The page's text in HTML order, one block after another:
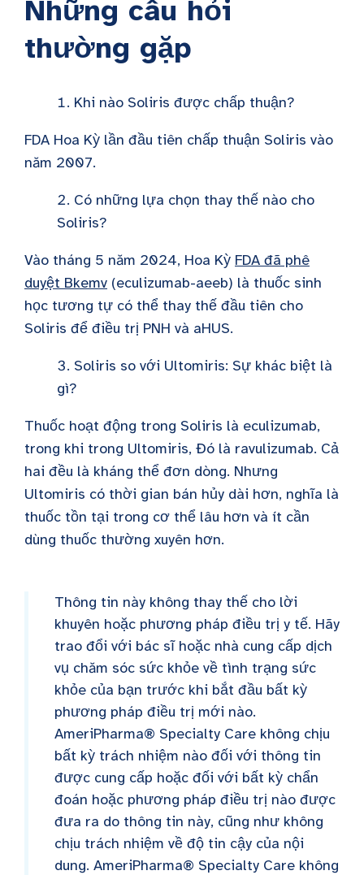
Những câu hỏi
thường gặp
Khi nào Soliris được chấp thuận?
FDA Hoa Kỳ lần đầu tiên chấp thuận Soliris vào
năm 2007.
Có những lựa chọn thay thế nào cho
Soliris?
Vào tháng 5 năm 2024, Hoa Kỳ FDA đã phê
duyệt Bkemv (eculizumab-aeeb) là thuốc sinh
học tương tự có thể thay thế đầu tiên cho
Soliris để điều trị PNH và aHUS.
Soliris so với Ultomiris: Sự khác biệt là
gì?
Thuốc hoạt động trong Soliris là eculizumab,
trong khi trong Ultomiris, Đó là ravulizumab. Cả
hai đều là kháng thể đơn dòng. Nhưng
Ultomiris có thời gian bán hủy dài hơn, nghĩa là
thuốc tồn tại trong cơ thể lâu hơn và ít cần
dùng thuốc thường xuyên hơn.
Thông tin này không thay thế cho lời
khuyên hoặc phương pháp điều trị y tế. Hãy
trao đổi với bác sĩ hoặc nhà cung cấp dịch
vụ chăm sóc sức khỏe về tình trạng sức
khỏe của bạn trước khi bắt đầu bất kỳ
phương pháp điều trị mới nào.
AmeriPharma® Specialty Care không chịu
bất kỳ trách nhiệm nào đối với thông tin
được cung cấp hoặc đối với bất kỳ chẩn
đoán hoặc phương pháp điều trị nào được
đưa ra do thông tin này, cũng như không
chịu trách nhiệm về độ tin cậy của nội
dung. AmeriPharma® Specialty Care không